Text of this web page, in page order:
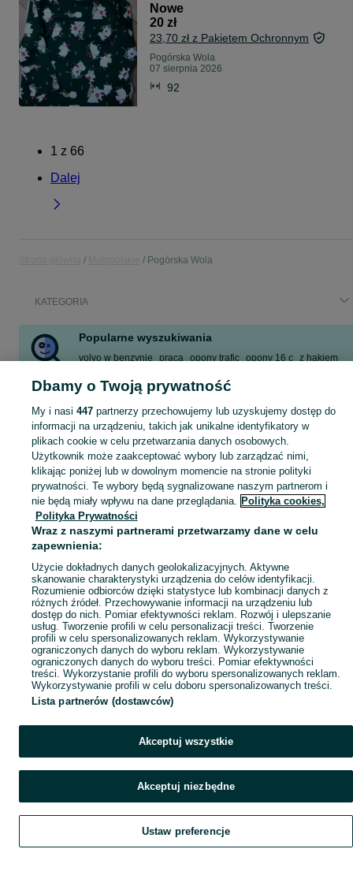
Nowe
20 zł
23,70 zł z Pakietem Ochronnym
Pogórska Wola
07 sierpnia 2026
92
1 z 66
Dalej
Pogórska Wola
KATEGORIA
Popularne wyszukiwania
volvo w benzynie praca opony trafic opony 16 c z hakiem
Skorzystaj z największego serwisu ogłoszeniowego - Pogórska Wola i okolice! Kupuj to, czego pragniesz i sprzedawaj to, czego już nie potrzebujesz!
Mapa kategorii
Mapa miejscowości
Mapa ministron
Popularne wyszukiwania
Szukaj Obserwujesz Dodaj Czat Konto
Dbamy o Twoją prywatność
My i nasi 447partnerzy przechowujemy lub uzyskujemy dostęp do
informacji na urządzeniu, takich jak unikalne identyfikatory w
plikach cookie w celu przetwarzania danych osobowych.
Użytkownik może zaakceptować wybory lub zarządzać nimi,
klikając poniżej lub w dowolnym momencie na stronie polityki
prywatności. Te wybory będą sygnalizowane naszym partnerom i
nie będą miały wpływu na dane przeglądania. Polityka cookies,
Polityka Prywatności
Wraz z naszymi partnerami przetwarzamy dane w celu
zapewnienia:
Użycie dokładnych danych geolokalizacyjnych. Aktywne
skanowanie charakterystyki urządzenia do celów identyfikacji.
Rozumienie odbiorców dzięki statystyce lub kombinacji danych z
różnych źródeł. Przechowywanie informacji na urządzeniu lub
dostęp do nich. Pomiar efektywności reklam. Rozwój i ulepszanie
usług. Tworzenie profili w celu personalizacji treści. Tworzenie
profili w celu spersonalizowanych reklam. Wykorzystywanie
ograniczonych danych do wyboru reklam. Wykorzystywanie
ograniczonych danych do wyboru treści. Pomiar efektywności
treści. Wykorzystanie profili do wyboru spersonalizowanych reklam.
Wykorzystywanie profili w celu doboru spersonalizowanych treści.
Lista partnerów (dostawców)
Akceptuj wszystkie
Akceptuj niezbędne
Ustaw preferencje